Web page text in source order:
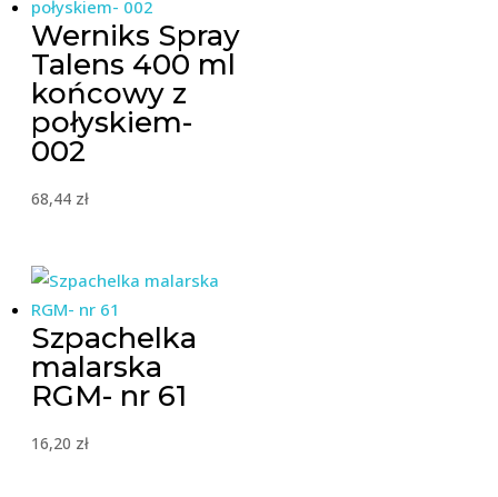
Werniks Spray
Talens 400 ml
końcowy z
połyskiem-
002
68,44 zł
Szpachelka
malarska
RGM- nr 61
16,20 zł